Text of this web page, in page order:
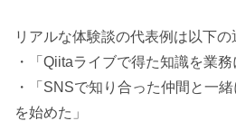
リアルな体験談の代表例は以下の
・「Qiitaライブで得た知識を業務
・「SNSで知り合った仲間と一
を始めた」